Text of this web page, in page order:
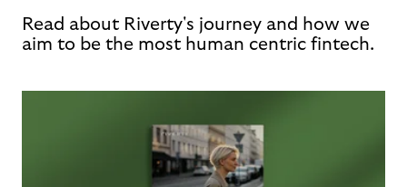
Read about Riverty's journey and how we
aim to be the most human centric fintech.